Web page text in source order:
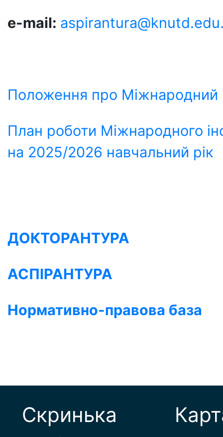
e-mail:
Положення про Міжнародний
План роботи Міжнародного
на 2025/2026 навчальний рік
ДОКТОРАНТУРА
АСПІРАНТУРА
Нормативно-правова база
Скринька